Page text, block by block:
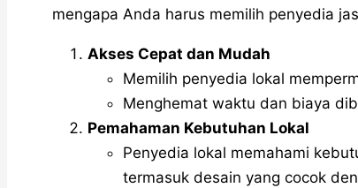
mengapa Anda harus memilih penyedia
Akses Cepat dan Mudah
Memilih penyedia lokal
Menghemat waktu dan biaya
Pemahaman Kebutuhan Lokal
Penyedia lokal memahami
termasuk desain yang cocok